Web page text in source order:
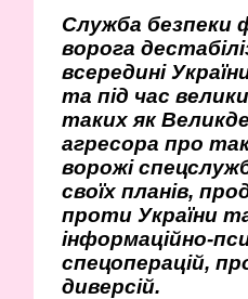
Служба безпеки
ворога
всередині
та під час
таких як
агресора про
ворожі
своїх планів,
проти України
інформаційно-
спецоперацій,
диверсій.